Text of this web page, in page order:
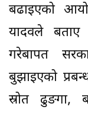
बढाइएको
यादवले बताए
गरेबापत
बुझाइएको
स्रोत ढुङगा,